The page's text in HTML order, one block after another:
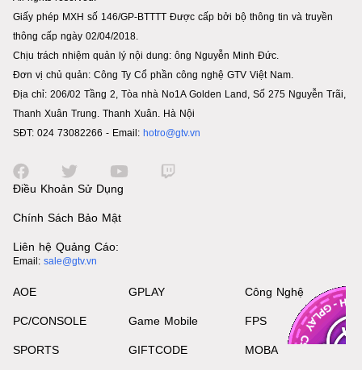
Giấy phép MXH số 146/GP-BTTTT Được cấp bởi bộ thông tin và truyền
thông cấp ngày 02/04/2018.
Chịu trách nhiệm quản lý nội dung: ông Nguyễn Minh Đức.
Đơn vị chủ quản: Công Ty Cổ phần công nghệ GTV Việt Nam.
Địa chỉ: 206/02 Tầng 2, Tòa nhà No1A Golden Land, Số 275 Nguyễn Trãi,
Thanh Xuân Trung. Thanh Xuân. Hà Nội
SĐT: 024 73082266 - Email: hotro@gtv.vn
Điều Khoản Sử Dụng
Chính Sách Bảo Mật
Liên hệ Quảng Cáo:
Email: sale@gtv.vn
AOE
PC/CONSOLE
SPORTS
GPLAY
Game Mobile
GIFTCODE
Công Nghệ
FPS
MOBA